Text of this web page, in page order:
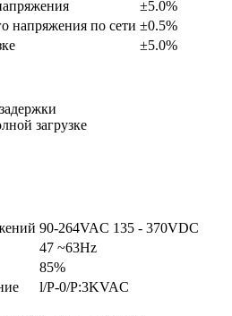
±5.0%
напряжения по сети ±0.5%
±5.0%
загрузке
90-264VAC 135 - 370VDC
47 ~63Hz
85%
l/P-0/P:3KVAC